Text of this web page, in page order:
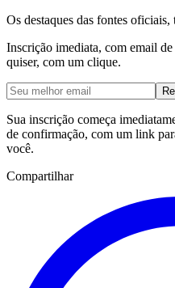
Os destaques das fontes oficiais,
Inscrição imediata, com email
quiser, com um clique.
Sua inscrição começa
de confirmação, com um link
você.
Compartilhar